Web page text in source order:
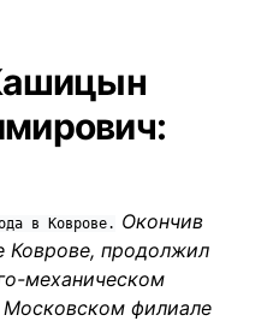
в Коврове. Окончив
продолжил
механическом
филиале